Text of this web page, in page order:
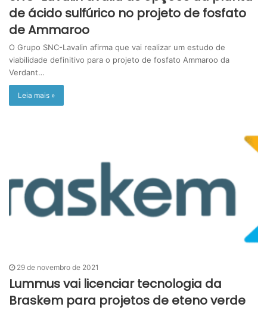
de ácido sulfúrico no projeto de fosfato
de Ammaroo
O Grupo SNC-Lavalin afirma que vai realizar um estudo de
viabilidade definitivo para o projeto de fosfato Ammaroo da
Verdant…
Leia mais »
29 de novembro de 2021
Lummus vai licenciar tecnologia da
Braskem para projetos de eteno verde